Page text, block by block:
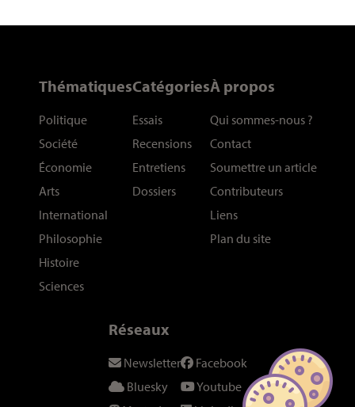
Thématiques
Politique
Société
Économie
Arts
International
Philosophie
Histoire
Sciences
Catégories
Essais
Recensions
Entretiens
Dossiers
À propos
Qui sommes-nous ?
Contact
Soumettre un article
Contributeurs
Liens
Plan du site
Réseaux
Newsletter
Bluesky
Facebook
Youtube